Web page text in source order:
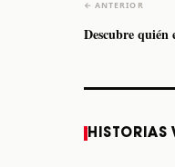
← ANTERIOR
Descubre quién
HISTORIAS
Monterrey